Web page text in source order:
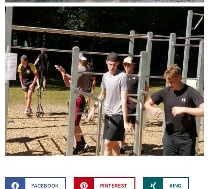
FACEBOOK PINTEREST XING